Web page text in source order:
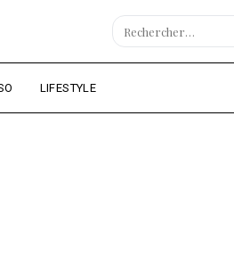
LIFESTYLE